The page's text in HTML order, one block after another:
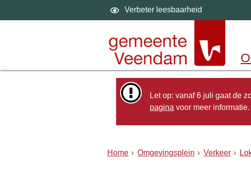
Verbeter leesbaarheid
Let op: vanaf 6 juli gaat de
pagina voor meer informatie.
Home Omgevingsplein Verkeer